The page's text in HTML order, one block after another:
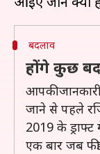
बदलाव
होंगे कुछ
आपकी
जाने से पहले
2019 के ड्राफ्ट
एक बार जब